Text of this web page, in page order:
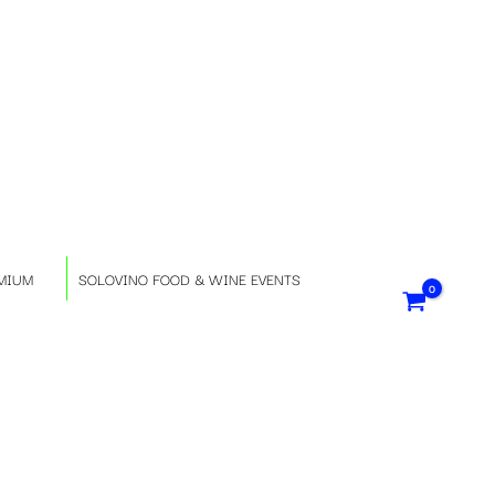
SOLOVINO FOOD & WINE EVENTS
i